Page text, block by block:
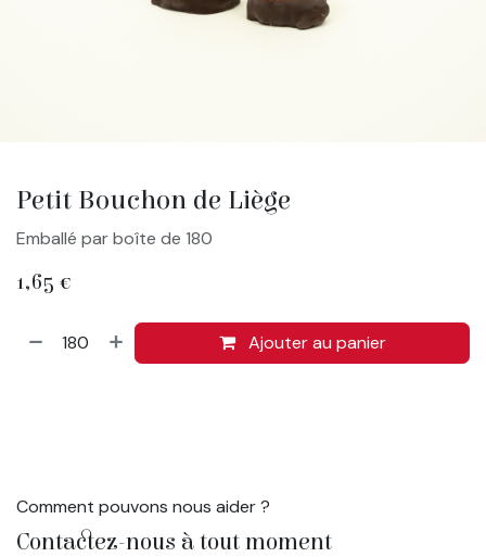
Petit Bouchon de Liège
Emballé par boîte de 180
1,65 €
Ajouter au panier
Comment pouvons nous aider ?
Contactez-nous à tout moment